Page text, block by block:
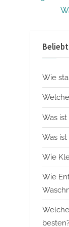
N
t
o
s
t
:
Beliebt
Wie
Was
Was
Wie
Wie